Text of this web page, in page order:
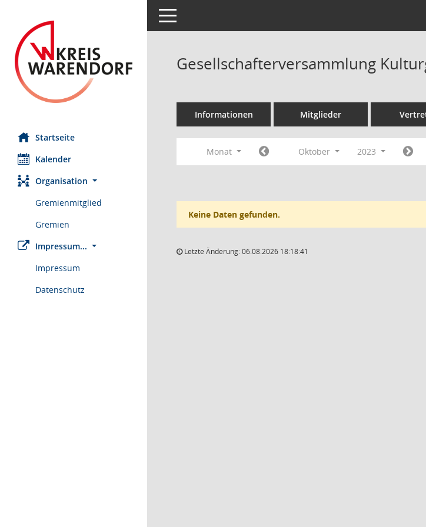
Startseite
Kalender
Organisation
Gremienmitglied
Gremien
Impressum...
Impressum
Datenschutz
Toggle navigation
Gesellschafterversammlung
Informationen Mitglieder
Monat Oktober 2023
Keine Daten gefunden.
Letzte Änderung: 06.08.2026 18:18:41